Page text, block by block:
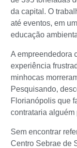
da capital. O
até eventos, em
educação
A empreendedora
experiência
minhocas
Pesquisando,
Florianópolis que
contrataria alguém
Sem encontrar
Centro Sebrae de